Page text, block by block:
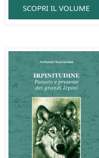
SCOPRI IL VOLUME